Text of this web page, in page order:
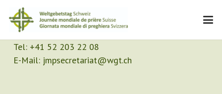
Contact
Secrétariat
Tel: +41 52 203 22 08
E-Mail: jmpsecretariat@wgt.ch